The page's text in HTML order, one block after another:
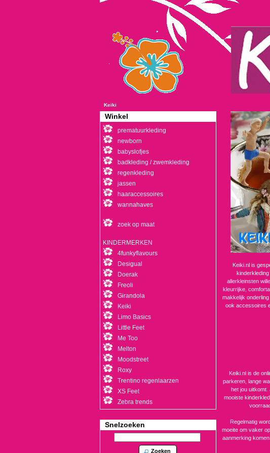
Keiki
Keiki.nl is
allerkleinsten
kleurrijke,
makkelijk
ook accessoires
Keiki.nl is de
parkeren, lange
het jou uitkomt.
mooiste
Regelmatig
moeite om vaker
aanmerking
Winkel
prematuurkleding
newborn
babyslofjes
badkleding / zwemkleding
regenkleding
jassen
haaraccessoires
wannahaves
zoek op maat
KINDERMERKEN
4funkyflavours
Desigual
Doerak
Freoli
Girandola
Keiki
Limo Basics
Little Feet
Me Too
Melton
Moodstreet
Roxy
Trentino regenlaarzen
XS Feet
Zebra trends
Snelzoeken
Zoeken